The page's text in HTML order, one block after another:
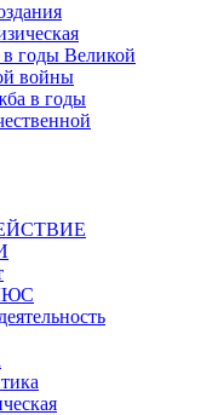
в годы Великой
войны
в годы